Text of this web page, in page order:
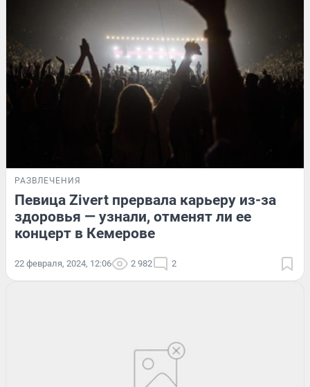
РАЗВЛЕЧЕНИЯ
Певица Zivert прервала карьеру из-за
здоровья — узнали, отменят ли ее
концерт в Кемерове
22 февраля, 2024, 12:06 2 982 2